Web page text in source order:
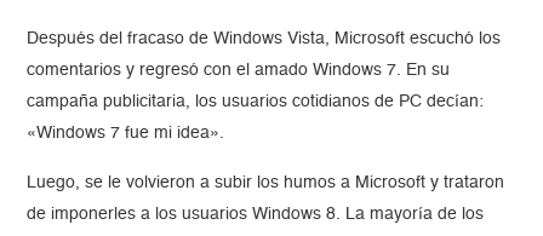
Después del fracaso de Windows Vista, Microsoft escuchó los
comentarios y regresó con el amado Windows 7. En su
campaña publicitaria, los usuarios cotidianos de PC decían:
«Windows 7 fue mi idea».
Luego, se le volvieron a subir los humos a Microsoft y trataron
de imponerles a los usuarios Windows 8. La mayoría de los